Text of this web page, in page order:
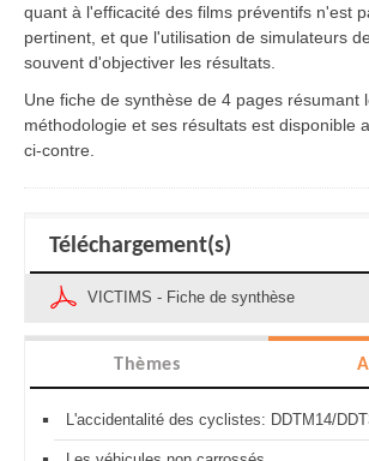
quant à l'efficacité des films préventifs n'est
pertinent, et que l'utilisation de simulateurs
souvent d'objectiver les résultats.
Une fiche de synthèse de 4 pages résumant
méthodologie et ses résultats est disponible
ci-contre.
Téléchargement(s)
VICTIMS - Fiche de synthèse
Thèmes
L'accidentalité des cyclistes: DDTM14/